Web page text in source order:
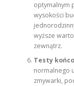
optymalnym
wysokości
wyższe
zewnątrz.
Testy
normalnego
zmywarki,